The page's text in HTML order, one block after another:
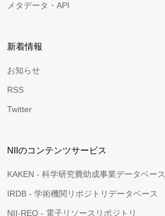
メタデータ・API
新着情報
お知らせ
RSS
Twitter
NIIのコンテンツサービス
KAKEN - 科学研究費助成事業データベース
IRDB - 学術機関リポジトリデータベース
NII-REO - 電子リソースリポジトリ